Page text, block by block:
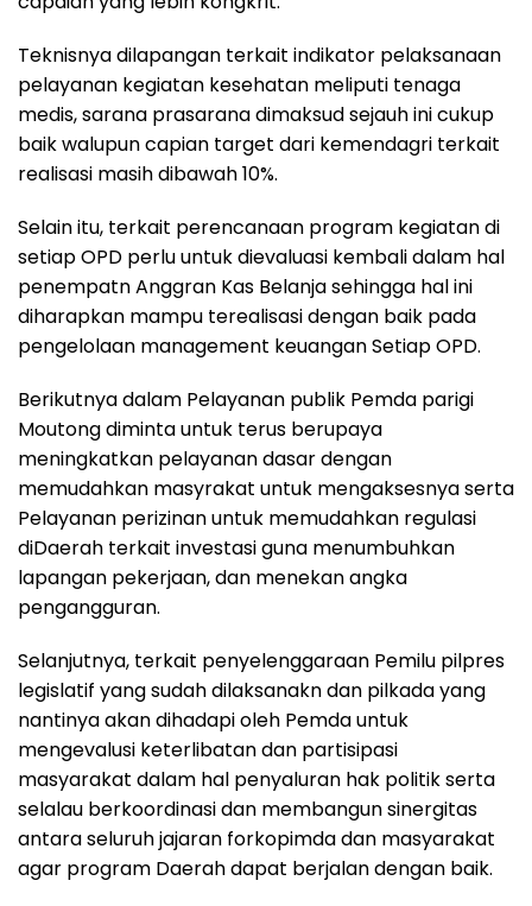
Teknisnya dilapangan terkait indikator pelaksanaan
pelayanan kegiatan kesehatan meliputi tenaga
medis, sarana prasarana dimaksud sejauh ini cukup
baik walupun capian target dari kemendagri terkait
realisasi masih dibawah 10%.
Selain itu, terkait perencanaan program kegiatan di
setiap OPD perlu untuk dievaluasi kembali dalam hal
penempatn Anggran Kas Belanja sehingga hal ini
diharapkan mampu terealisasi dengan baik pada
pengelolaan management keuangan Setiap OPD.
Berikutnya dalam Pelayanan publik Pemda parigi
Moutong diminta untuk terus berupaya
meningkatkan pelayanan dasar dengan
memudahkan masyrakat untuk mengaksesnya serta
Pelayanan perizinan untuk memudahkan regulasi
diDaerah terkait investasi guna menumbuhkan
lapangan pekerjaan, dan menekan angka
pengangguran.
Selanjutnya, terkait penyelenggaraan Pemilu pilpres
legislatif yang sudah dilaksanakn dan pilkada yang
nantinya akan dihadapi oleh Pemda untuk
mengevalusi keterlibatan dan partisipasi
masyarakat dalam hal penyaluran hak politik serta
selalau berkoordinasi dan membangun sinergitas
antara seluruh jajaran forkopimda dan masyarakat
agar program Daerah dapat berjalan dengan baik.